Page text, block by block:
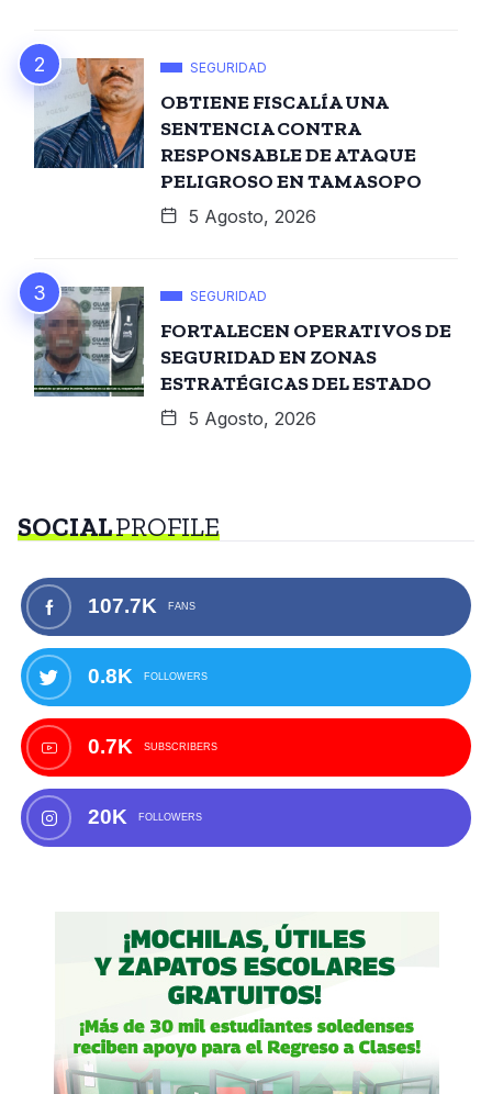
SEGURIDAD
OBTIENE FISCALÍA UNA
SENTENCIA CONTRA
RESPONSABLE DE ATAQUE
PELIGROSO EN TAMASOPO
5 Agosto, 2026
SEGURIDAD
FORTALECEN OPERATIVOS DE
SEGURIDAD EN ZONAS
ESTRATÉGICAS DEL ESTADO
5 Agosto, 2026
SOCIALPROFILE
107.7K FANS
0.8K FOLLOWERS
0.7K SUBSCRIBERS
20K FOLLOWERS